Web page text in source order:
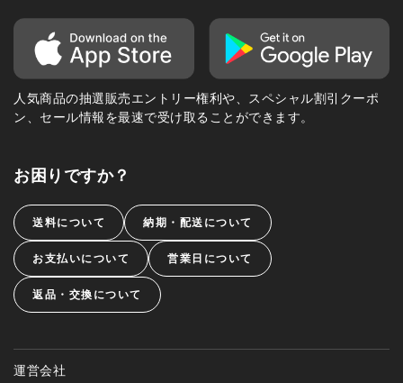
人気商品の抽選販売エントリー権利や、スペシャル割引クーポ
ン、セール情報を最速で受け取ることができます。
お困りですか？
送料について 納期・配送について
お支払いについて 営業日について
返品・交換について
運営会社